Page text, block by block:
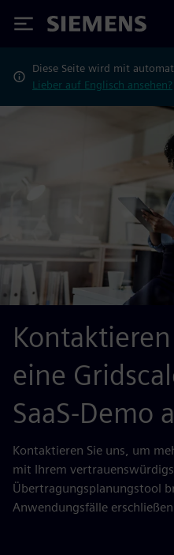
Siemens
Diese Seite wird mit
Lieber auf Englisch ansehen?
eine
SaaS-Demo
Kontaktieren Sie uns, um
mit Ihrem
Übertragungsplanungstool
Anwendungsfälle